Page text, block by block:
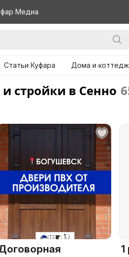
Медиа
Статьи Куфара Дома и
стройки в Сенно
1